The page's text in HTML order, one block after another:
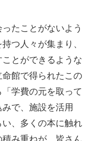
たことがないよう
つ人々が集まり、
とができるような
館で得られたこの
学費の元を取って
で、施設を活用
、多くの本に触れ
み重ねが、皆さん